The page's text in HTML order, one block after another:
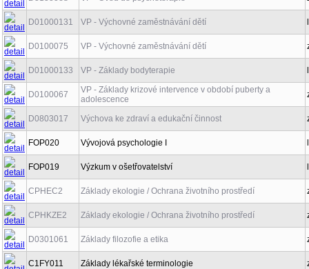
D01000131 VP - Výchovné zaměstnávání dětí
D0100075 VP - Výchovné zaměstnávání dětí
D01000133 VP - Základy bodyterapie
D0100067
VP - Základy krizové intervence v období puberty a
adolescence
D0803017 Výchova ke zdraví a edukační činnost
FOP020 Vývojová psychologie I
FOP019 Výzkum v ošetřovatelství
CPHEC2 Základy ekologie / Ochrana životního prostředí
CPHKZE2 Základy ekologie / Ochrana životního prostředí
D0301061 Základy filozofie a etika
C1FY011 Základy lékařské terminologie